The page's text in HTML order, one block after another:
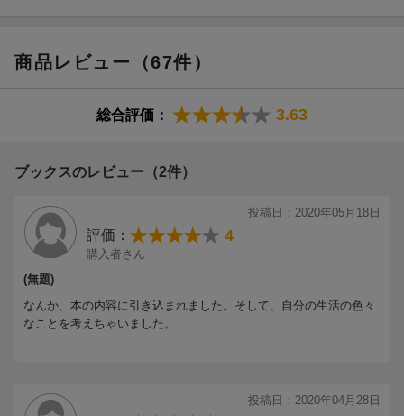
14 「遅刻」とのつき合い方
16 迷うのは「人生の岐路」だけでいい件
17 他人の心配より、自分の心配
19 人間はヒマだと不幸になる
20 イヤなことに時間を使わない
21 人生で「お金」と「幸せ」は切り離して考える
23 僕たちは、生きている限り「勝ち組」なんじゃないか
あとがき 人間っていつか死ぬんですよね。
商品レビュー（67件）
総合評価： 3.63
ブックスのレビュー（2件）
投稿日：2020年05月18日
評価： 4
購入者さん
(無題)
なんか、本の内容に引き込まれました。そして、自分の生活の色々
なことを考えちゃいました。
投稿日：2020年04月28日